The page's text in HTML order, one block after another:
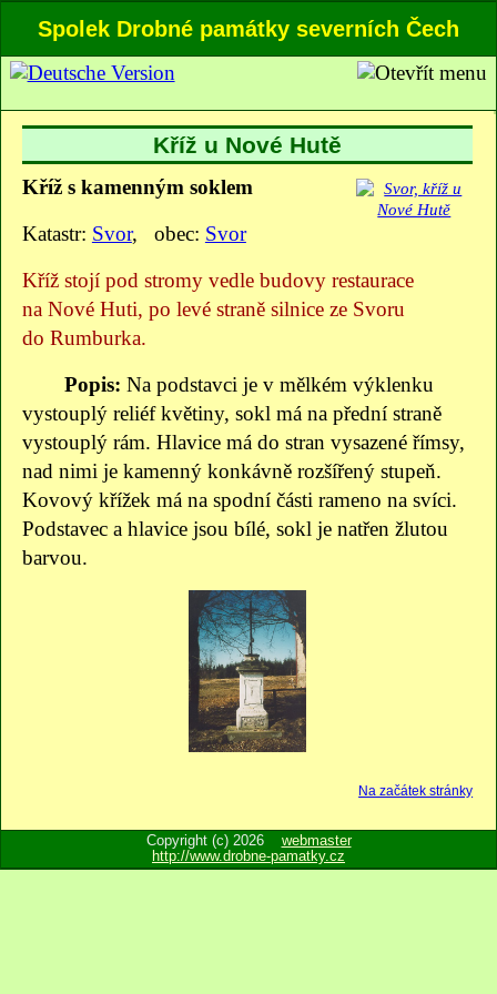
Spolek Drobné památky severních Čech
Kříž u Nové Hutě
Kříž s kamenným soklem
Katastr: Svor, obec: Svor
Kříž stojí pod stromy vedle budovy restaurace
na Nové Huti, po levé straně silnice ze Svoru
do Rumburka.
Popis: Na podstavci je v mělkém výklenku
vystouplý reliéf květiny, sokl má na přední straně
vystouplý rám. Hlavice má do stran vysazené římsy,
nad nimi je kamenný konkávně rozšířený stupeň.
Kovový křížek má na spodní části rameno na svíci.
Podstavec a hlavice jsou bílé, sokl je natřen žlutou
barvou.
Na začátek stránky
Copyright (c) 2026 webmaster
http://www.drobne-pamatky.cz